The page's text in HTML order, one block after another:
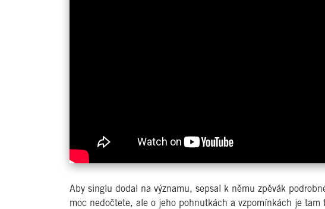
Aby singlu dodal na významu, sepsal k němu zpěvák
moc nedočtete, ale o jeho pohnutkách a vzpomínkách je